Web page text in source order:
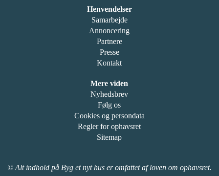
Henvendelser
Samarbejde
Annoncering
Partnere
Presse
Kontakt
Mere viden
Nyhedsbrev
Følg os
Cookies og persondata
Regler for ophavsret
Sitemap
© Alt indhold på Byg et nyt hus er omfattet af loven om ophavsret.